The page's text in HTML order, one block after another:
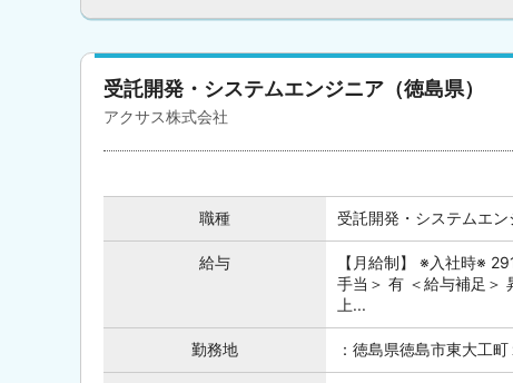
受託開発・システムエンジニア（徳島県）
アクサス株式会社
職種 受託開発・システムエン
給与
【月給制】 ※入社時※
手当＞ 有 ＜給与補足＞
上...
勤務地 ：徳島県徳島市東大工